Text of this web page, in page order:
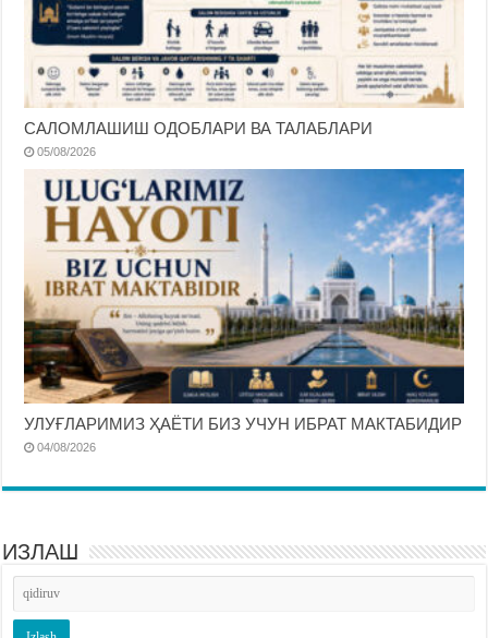
САЛОМЛАШИШ ОДОБЛАРИ ВА ТАЛАБЛАРИ
05/08/2026
УЛУҒЛАРИМИЗ ҲАЁТИ БИЗ УЧУН ИБРАТ МАКТАБИДИР
04/08/2026
ИЗЛАШ